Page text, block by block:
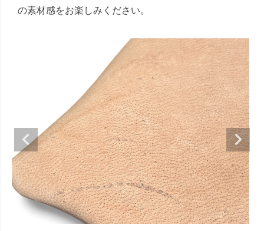
の素材感をお楽しみください。